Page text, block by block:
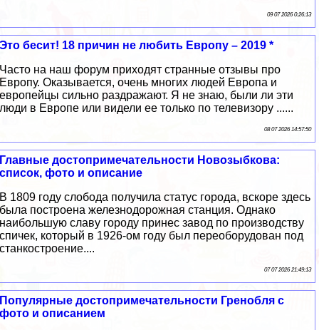
09 07 2026 0:26:13
Это бесит! 18 причин не любить Европу – 2019 *
Часто на наш форум приходят странные отзывы про
Европу. Оказывается, очень многих людей Европа и
европейцы сильно раздражают. Я не знаю, были ли эти
люди в Европе или видели ее только по телевизору ......
08 07 2026 14:57:50
Главные достопримечательности Новозыбкова:
список, фото и описание
В 1809 году слобода получила статус города, вскоре здесь
была построена железнодорожная станция. Однако
наибольшую славу городу принес завод по производству
спичек, который в 1926-ом году был переоборудован под
станкостроение....
07 07 2026 21:49:13
Популярные достопримечательности Гренобля с
фото и описанием